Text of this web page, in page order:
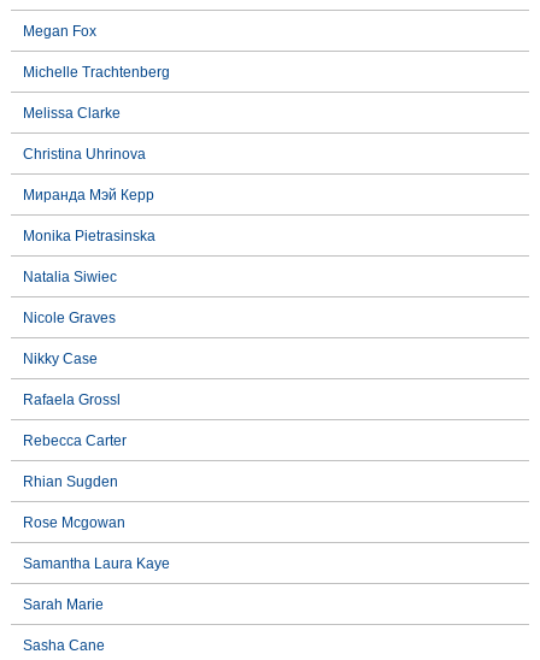
Megan Fox
Michelle Trachtenberg
Melissa Clarke
Christina Uhrinova
Миранда Мэй Керр
Monika Pietrasinska
Natalia Siwiec
Nicole Graves
Nikky Case
Rafaela Grossl
Rebecca Carter
Rhian Sugden
Rose Mcgowan
Samantha Laura Kaye
Sarah Marie
Sasha Cane